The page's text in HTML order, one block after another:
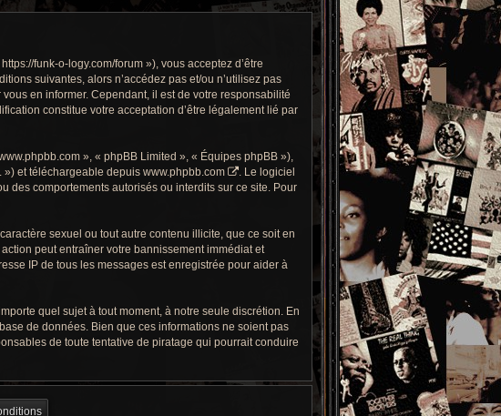
funk-o-logy.com/forum »), vous acceptez d’être
suivantes, alors n’accédez pas et/ou n’utilisez pas
en informer. Cependant, il est de votre responsabilité
constitue votre acceptation d’être légalement lié par
», « phpBB Limited », « Équipes phpBB »),
») et téléchargeable depuis www.phpbb.com
. Le logiciel
des comportements autorisés ou interdits sur ce site. Pour
sexuel ou tout autre contenu illicite, que ce soit en
peut entraîner votre bannissement immédiat et
IP de tous les messages est enregistrée pour aider à
quel sujet à tout moment, à notre seule discrétion. En
de données. Bien que ces informations ne soient pas
de toute tentative de piratage qui pourrait conduire